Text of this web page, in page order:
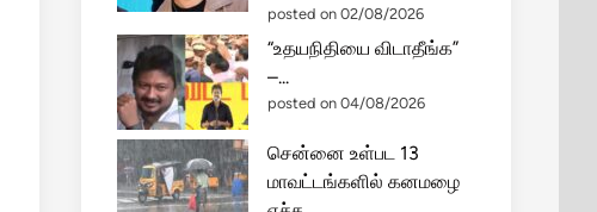
posted on 02/08/2026
“உதயநிதியை விடாதீங்க”
–...
posted on 04/08/2026
சென்னை உள்பட 13
மாவட்டங்களில் கனமழை